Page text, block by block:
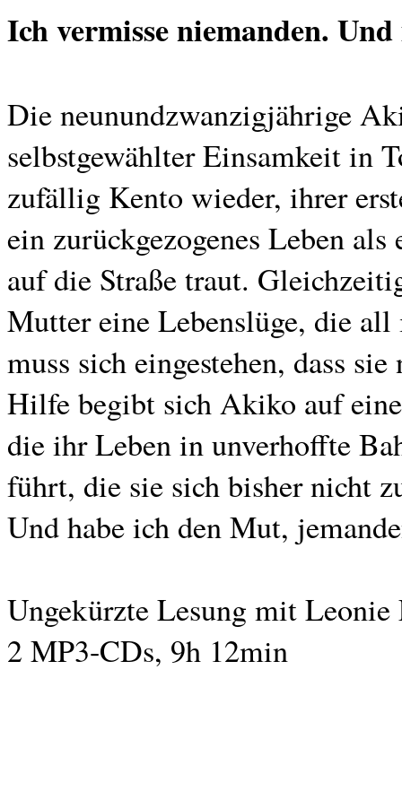
Ich vermisse niemanden.
Die neunundzwanzigjährige
selbstgewählter Einsamkeit in
zufällig Kento wieder, ihrer
ein zurückgezogenes Leben
auf die Straße traut.
Mutter eine Lebenslüge, die
muss sich eingestehen, dass
Hilfe begibt sich Akiko auf
die ihr Leben in unverhoffte
führt, die sie sich bisher nicht
Und habe ich den Mut,
Ungekürzte Lesung mit Leonie
2 MP3-CDs, 9h 12min